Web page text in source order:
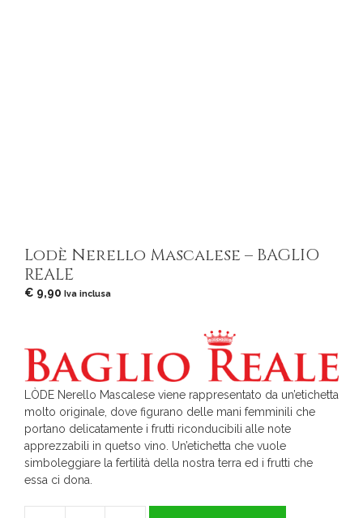
Lodè Nerello Mascalese – BAGLIO
REALE
€ 9,90 Iva inclusa
LÒDE Nerello Mascalese viene rappresentato da un’etichetta
molto originale, dove figurano delle mani femminili che
portano delicatamente i frutti riconducibili alle note
apprezzabili in quetso vino. Un’etichetta che vuole
simboleggiare la fertilità della nostra terra ed i frutti che
essa ci dona.